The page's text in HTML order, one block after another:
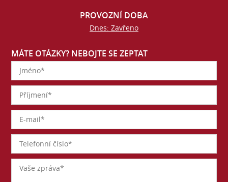
PROVOZNÍ DOBA
Dnes: Zavřeno
MÁTE OTÁZKY? NEBOJTE SE ZEPTAT